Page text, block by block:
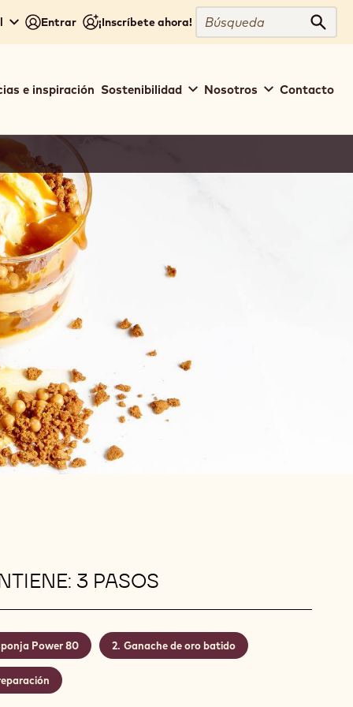
Entrar ¡Inscríbete ahora!
Búsqueda
e inspiración Sostenibilidad Nosotros Contacto
3 PASOS
Power 80 Ganache de oro batido